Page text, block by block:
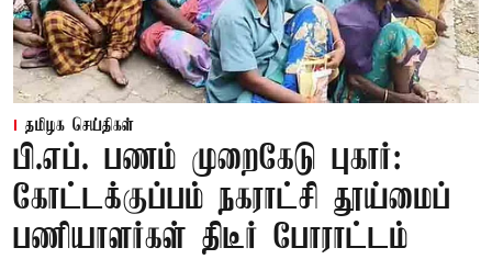
தமிழக செய்திகள்
பி.எப். பணம் முறைகேடு புகார்:
கோட்டக்குப்பம் நகராட்சி தூய்மைப்
பணியாளர்கள் திடீர் போராட்டம்